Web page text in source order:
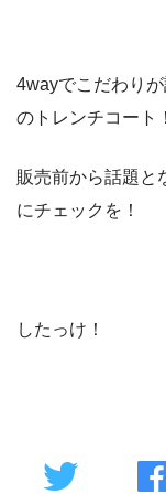
4wayでこだわり
のトレンチコート！
販売前から話題と
にチェックを！
したっけ！